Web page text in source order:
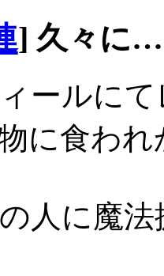
] 久々に…
ールに
に食わ
人に魔